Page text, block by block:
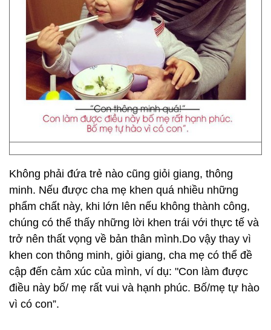
Không phải đứa trẻ nào cũng giỏi giang, thông
minh. Nếu được cha mẹ khen quá nhiều những
phẩm chất này, khi lớn lên nếu không thành công,
chúng có thể thấy những lời khen trái với thực tế và
trở nên thất vọng về bản thân mình.Do vậy thay vì
khen con thông minh, giỏi giang, cha mẹ có thể đề
cập đến cảm xúc của mình, ví dụ: "Con làm được
điều này bố/ mẹ rất vui và hạnh phúc. Bố/mẹ tự hào
vì có con”.